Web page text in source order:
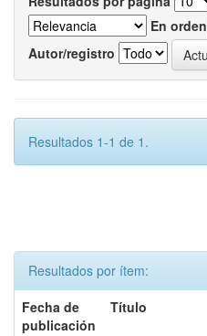
En orden
Autor/registro
Resultados 1-1 de 1.
Resultados por ítem:
Fecha de
publicación
Título